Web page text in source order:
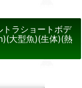
トラショートボデ
大型魚)(生体)(熱